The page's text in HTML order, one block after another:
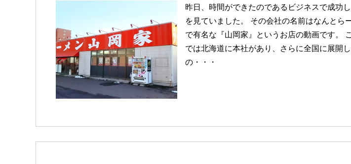
昨日、時間ができたのであるビジネスで成功
を見ていました。 その会社の名前はなんとら
で有名な『山岡家』というお店の動画です。
では北海道に本社があり、さらに全国に展開
の・・・